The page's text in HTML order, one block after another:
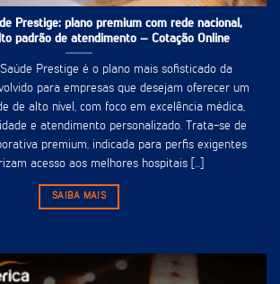
Prestige: plano premium com rede nacional,
padrão de atendimento – Cotação Online
Prestige é o plano mais sofisticado da
para empresas que desejam oferecer um
de alto nível, com foco em excelência médica,
e atendimento personalizado. Trata-se de
premium, indicada para perfis exigentes
acesso aos melhores hospitais [...]
SAIBA MAIS